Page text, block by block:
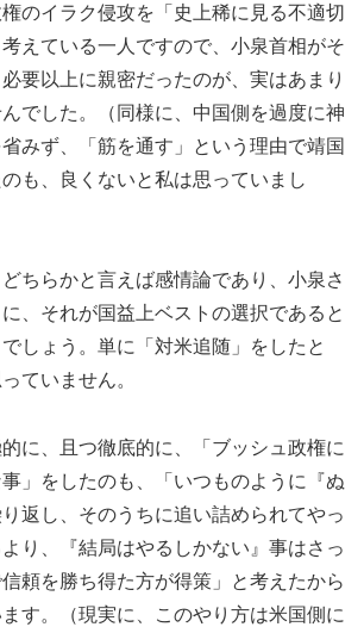
のイラク侵攻を「史上稀に見る不適切
えている一人ですので、小泉首相がそ
要以上に親密だったのが、実はあまり
でした。（同様に、中国側を過度に神
みず、「筋を通す」という理由で靖国
も、良くないと私は思っていまし
ちらかと言えば感情論であり、小泉さ
、それが国益上ベストの選択であると
しょう。単に「対米追随」をしたと
ていません。
に、且つ徹底的に、「ブッシュ政権に
」をしたのも、「いつものように『ぬ
返し、そのうちに追い詰められてやっ
り、『結局はやるしかない』事はさっ
頼を勝ち得た方が得策」と考えたから
す。（現実に、このやり方は米国側に